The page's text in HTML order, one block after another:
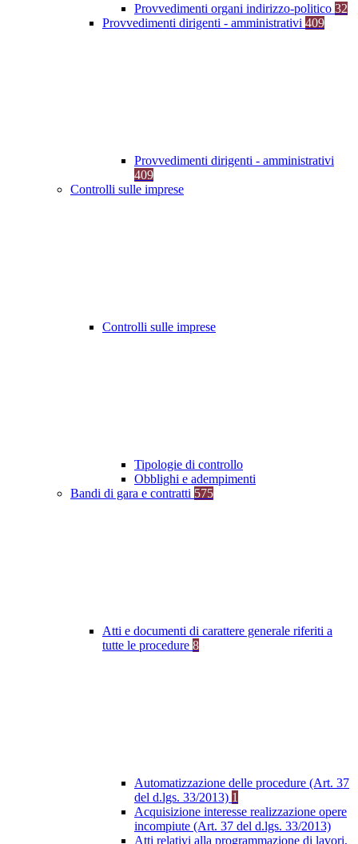
Provvedimenti organi indirizzo-politico 32
Provvedimenti dirigenti - amministrativi 409
Provvedimenti dirigenti - amministrativi
409
Controlli sulle imprese
Controlli sulle imprese
Tipologie di controllo
Obblighi e adempimenti
Bandi di gara e contratti 575
Atti e documenti di carattere generale riferiti a
tutte le procedure 8
Automatizzazione delle procedure (Art. 37
del d.lgs. 33/2013) 1
Acquisizione interesse realizzazione opere
incompiute (Art. 37 del d.lgs. 33/2013)
Atti relativi alla programmazione di lavori,